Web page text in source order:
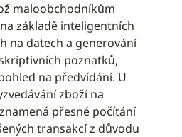
maloobchodníkům
základě inteligentních
na datech a generování
poznatků,
na předvídání. U
zboží na
přesné počítání
transakcí z důvodu